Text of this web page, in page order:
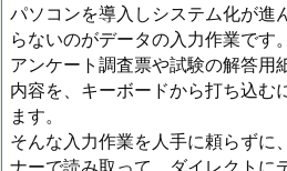
パソコンを導入しシステム化が進
らないのがデータの入力作業です。
アンケート調査票や試験の解答用
内容を、キーボードから打ち込む
ます。
そんな入力作業を人手に頼らずに